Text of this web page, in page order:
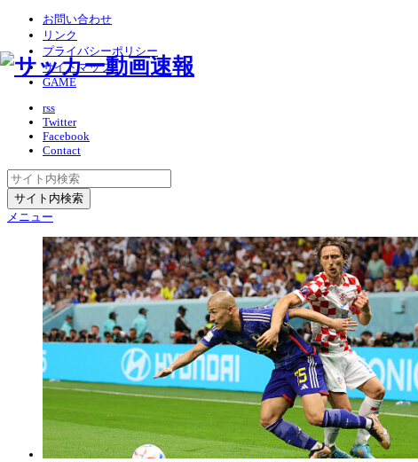
お問い合わせ
リンク
プライバシーポリシー
サイトマップ
GAME
rss
Twitter
Facebook
Contact
メニュー